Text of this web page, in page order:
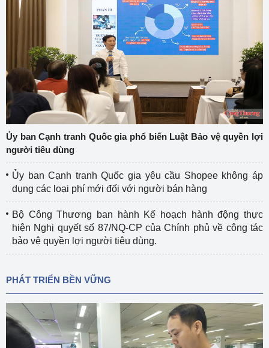
Ủy ban Cạnh tranh Quốc gia phổ biến Luật Bảo vệ quyền lợi
người tiêu dùng
Ủy ban Cạnh tranh Quốc gia yêu cầu Shopee không áp
dụng các loại phí mới đối với người bán hàng
Bộ Công Thương ban hành Kế hoạch hành động thực
hiện Nghị quyết số 87/NQ-CP của Chính phủ về công tác
bảo vệ quyền lợi người tiêu dùng.
PHÁT TRIỂN BỀN VỮNG